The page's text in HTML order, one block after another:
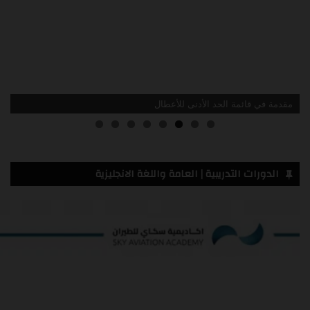
مقدمة في قائمة الحد الأدنى للأعطال
الدورات التدريبية | العامة واللغة الانجليزية